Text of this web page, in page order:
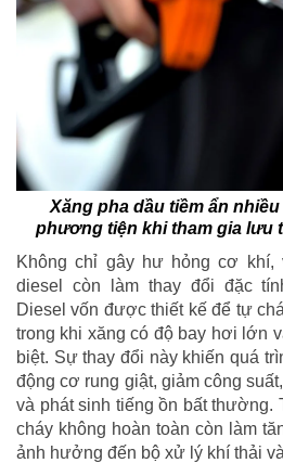
Xăng pha dầu tiềm ẩn
phương tiện khi tham gia lưu
Không chỉ gây hư hỏng cơ khí,
diesel còn làm thay đổi đặc
Diesel vốn được thiết kế để tự
trong khi xăng có độ bay hơi lớn
biệt. Sự thay đổi này khiến quá
động cơ rung giật, giảm công
và phát sinh tiếng ồn bất thường.
cháy không hoàn toàn còn làm
ảnh hưởng đến bộ xử lý khí thải